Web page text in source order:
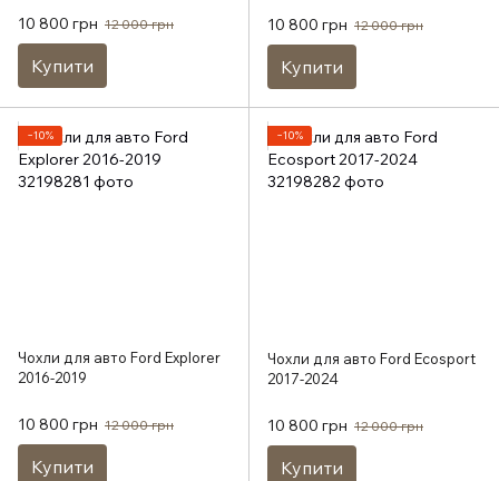
10 800 грн 12 000 грн
Купити
10 800 грн 12 000 грн
Купити
−10%
Чохли для авто Ford Explorer
2016-2019
10 800 грн 12 000 грн
Купити
−10%
Чохли для авто Ford Ecosport
2017-2024
10 800 грн 12 000 грн
Купити